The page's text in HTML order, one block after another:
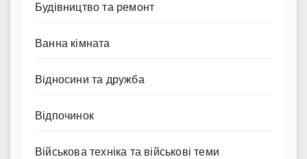
Будівництво та ремонт
Ванна кімната
Відносини та дружба
Відпочинок
Військова техніка та військові теми